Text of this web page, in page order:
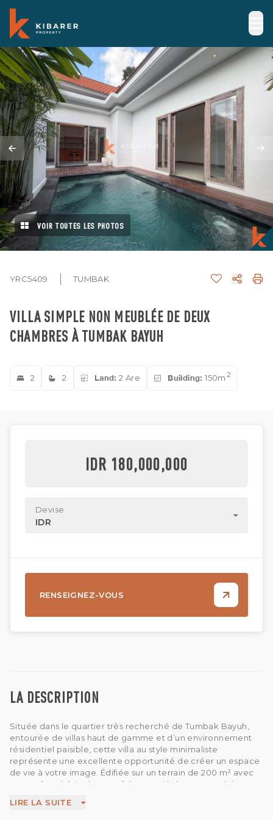
VOIR TOUTES LES PHOTOS
YRC5409 TUMBAK
VILLA SIMPLE NON MEUBLÉE DE DEUX
CHAMBRES À TUMBAK BAYUH
2 2 Land: 2 Are Building: 150m 2
LA DESCRIPTION
Située dans le quartier très recherché de Tumbak Bayuh,
entourée de villas haut de gamme et d’un environnement
résidentiel paisible, cette villa au style minimaliste
représente une excellente opportunité de créer un espace
de vie à votre image. Édifiée sur un terrain de 200 m² avec
une surface bâtie de 150 m², la propriété comprend deux
attenante. Le salon fermé est relié à la cuisine et à la salle à
LIRE LA SUITE
IDR 180,000,000
Devise
IDR
RENSEIGNEZ-VOUS